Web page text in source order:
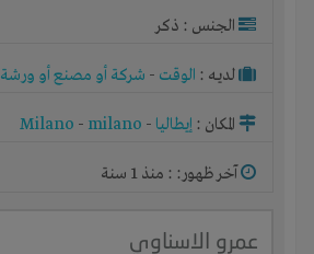
الجنس : ذكر
لديـه : الوقت - شركة أو مصنع أو ورشة
المكان : إيطاليا -
Milano - milano
آخر ظهور: : منذ 1 سنة
عمرو الاسناوي